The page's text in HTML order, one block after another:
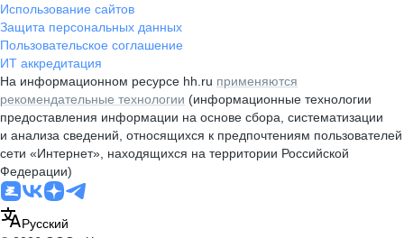
Использование сайтов
Защита персональных данных
Пользовательское соглашение
ИТ аккредитация
На информационном ресурсе hh.ru применяются
рекомендательные технологии (информационные технологии
предоставления информации на основе сбора, систематизации
и анализа сведений, относящихся к предпочтениям пользователей
сети «Интернет», находящихся на территории Российской
Федерации)
Русский